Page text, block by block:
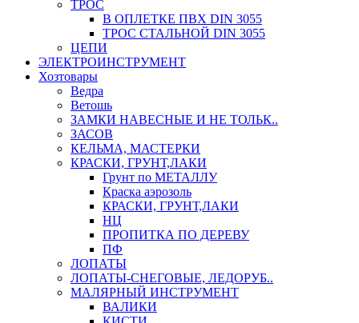
ТРОС
В ОПЛЕТКЕ ПВХ DIN 3055
ТРОС СТАЛЬНОЙ DIN 3055
ЦЕПИ
ЭЛЕКТРОИНСТРУМЕНТ
Хозтовары
Ведра
Ветошь
ЗАМКИ НАВЕСНЫЕ И НЕ ТОЛЬК..
ЗАСОВ
КЕЛЬМА, МАСТЕРКИ
КРАСКИ, ГРУНТ,ЛАКИ
Грунт по МЕТАЛЛУ
Краска аэрозоль
КРАСКИ, ГРУНТ,ЛАКИ
НЦ
ПРОПИТКА ПО ДЕРЕВУ
ПФ
ЛОПАТЫ
ЛОПАТЫ-СНЕГОВЫЕ, ЛЕДОРУБ..
МАЛЯРНЫЙ ИНСТРУМЕНТ
ВАЛИКИ